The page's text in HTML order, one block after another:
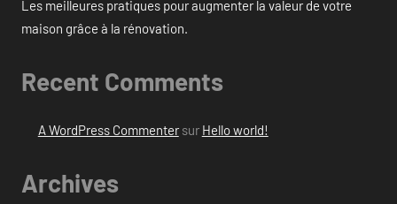
Les meilleures pratiques pour augmenter la valeur de votre
maison grâce à la rénovation.
Recent Comments
A WordPress Commentersur Hello world!
Archives